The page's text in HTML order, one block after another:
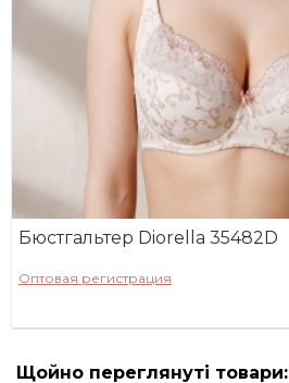
Бюстгальтер Diorella 35482D
Оптовая регистрация
Щойно переглянуті товари: